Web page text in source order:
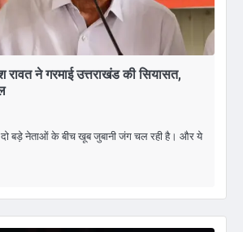
रावत ने गरमाई उत्तराखंड की सियासत,
बड़े नेताओं के बीच खूब जुबानी जंग चल रही है। और ये